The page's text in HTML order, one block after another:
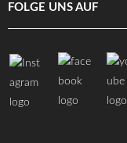
FOLGE UNS AUF